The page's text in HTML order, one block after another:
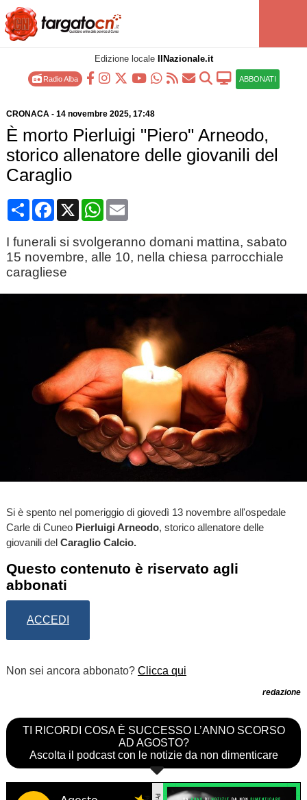
Edizione locale IlNazionale.it
Radio Alba ABBONATI
CRONACA- 14 novembre 2025, 17:48
È morto Pierluigi "Piero" Arneodo,
storico allenatore delle giovanili del
Caraglio
CondividiFacebook
X WhatsApp
Email
I funerali si svolgeranno domani mattina, sabato
15 novembre, alle 10, nella chiesa parrocchiale
caragliese
Si è spento nel pomeriggio di giovedì 13 novembre all'ospedale
Carle di Cuneo Pierluigi Arneodo, storico allenatore delle
giovanili del Caraglio Calcio.
Questo contenuto è riservato agli
abbonati
ACCEDI
Non sei ancora abbonato? Clicca qui
redazione
TI RICORDI COSA È SUCCESSO L’ANNO SCORSO
AD AGOSTO?
Ascolta il podcast con le notizie da non dimenticare